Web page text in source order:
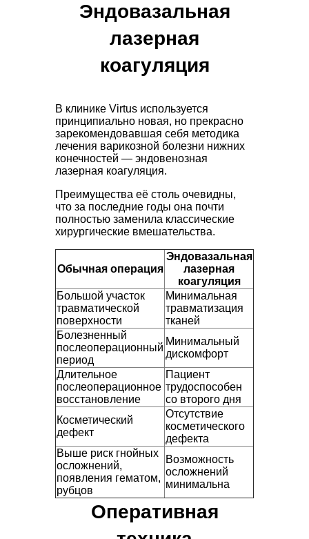
Эндовазальная
лазерная
коагуляция
В клинике Virtus используется
принципиально новая, но прекрасно
зарекомендовавшая себя методика
лечения варикозной болезни нижних
конечностей — эндовенозная
лазерная коагуляция.
Преимущества её столь очевидны,
что за последние годы она почти
полностью заменила классические
хирургические вмешательства.
Обычная операция
Эндовазальная
лазерная
коагуляция
Большой участок
травматической
поверхности
Минимальная
травматизация
тканей
Болезненный
послеоперационный
период
Минимальный
дискомфорт
Длительное
послеоперационное
восстановление
Пациент
трудоспособен
со второго дня
Косметический
дефект
Отсутствие
косметического
дефекта
Выше риск гнойных
осложнений,
появления гематом,
рубцов
Возможность
осложнений
минимальна
Оперативная